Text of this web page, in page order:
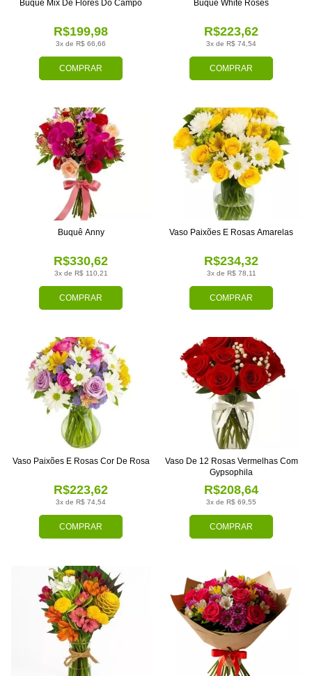
COMPRAR
3x de R$ 66,66
R$199,98
Buquê Mix De Flores Do Campo
COMPRAR
3x de R$ 74,54
R$223,62
Buquê White Roses
COMPRAR
3x de R$ 110,21
R$330,62
Buquê Anny
COMPRAR
3x de R$ 78,11
R$234,32
Vaso Paixões E Rosas Amarelas
COMPRAR
3x de R$ 74,54
R$223,62
Vaso Paixões E Rosas Cor De Rosa
COMPRAR
3x de R$ 69,55
R$208,64
Vaso De 12 Rosas Vermelhas Com
Gypsophila